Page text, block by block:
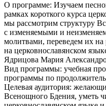
О программе: Изучаем
рамках короткого курса
мы рассмотрим структуру
с изменяемыми и
молитвами, переведем их на
на церковнославянском
Ядрицова Мария
Вид программы: учебная
программы по
Целевая аудитория:
Всенощного Бдения, уметь